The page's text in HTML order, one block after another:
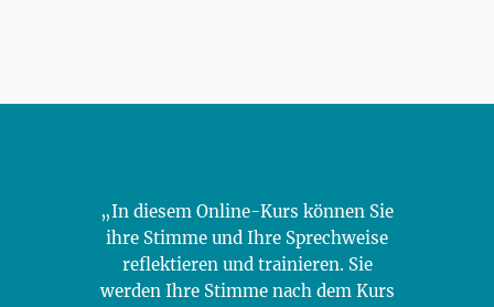
„In diesem Online-Kurs können Sie
ihre Stimme und Ihre Sprechweise
reflektieren und trainieren. Sie
werden Ihre Stimme nach dem Kurs